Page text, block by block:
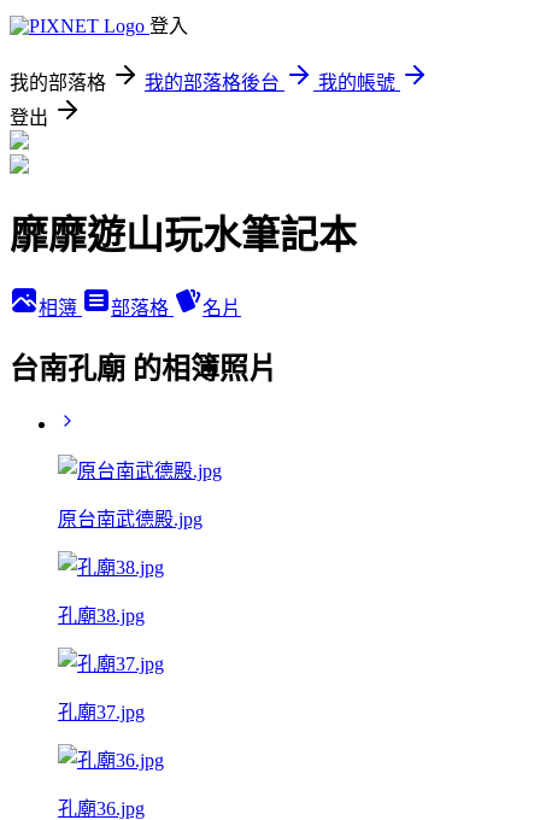
登入
我的部落格 我的部落格後台
我的帳號
登出
靡靡遊山玩水筆記本
相簿 部落格 名片
台南孔廟 的相簿照片
原台南武德殿.jpg
孔廟38.jpg
孔廟37.jpg
孔廟36.jpg